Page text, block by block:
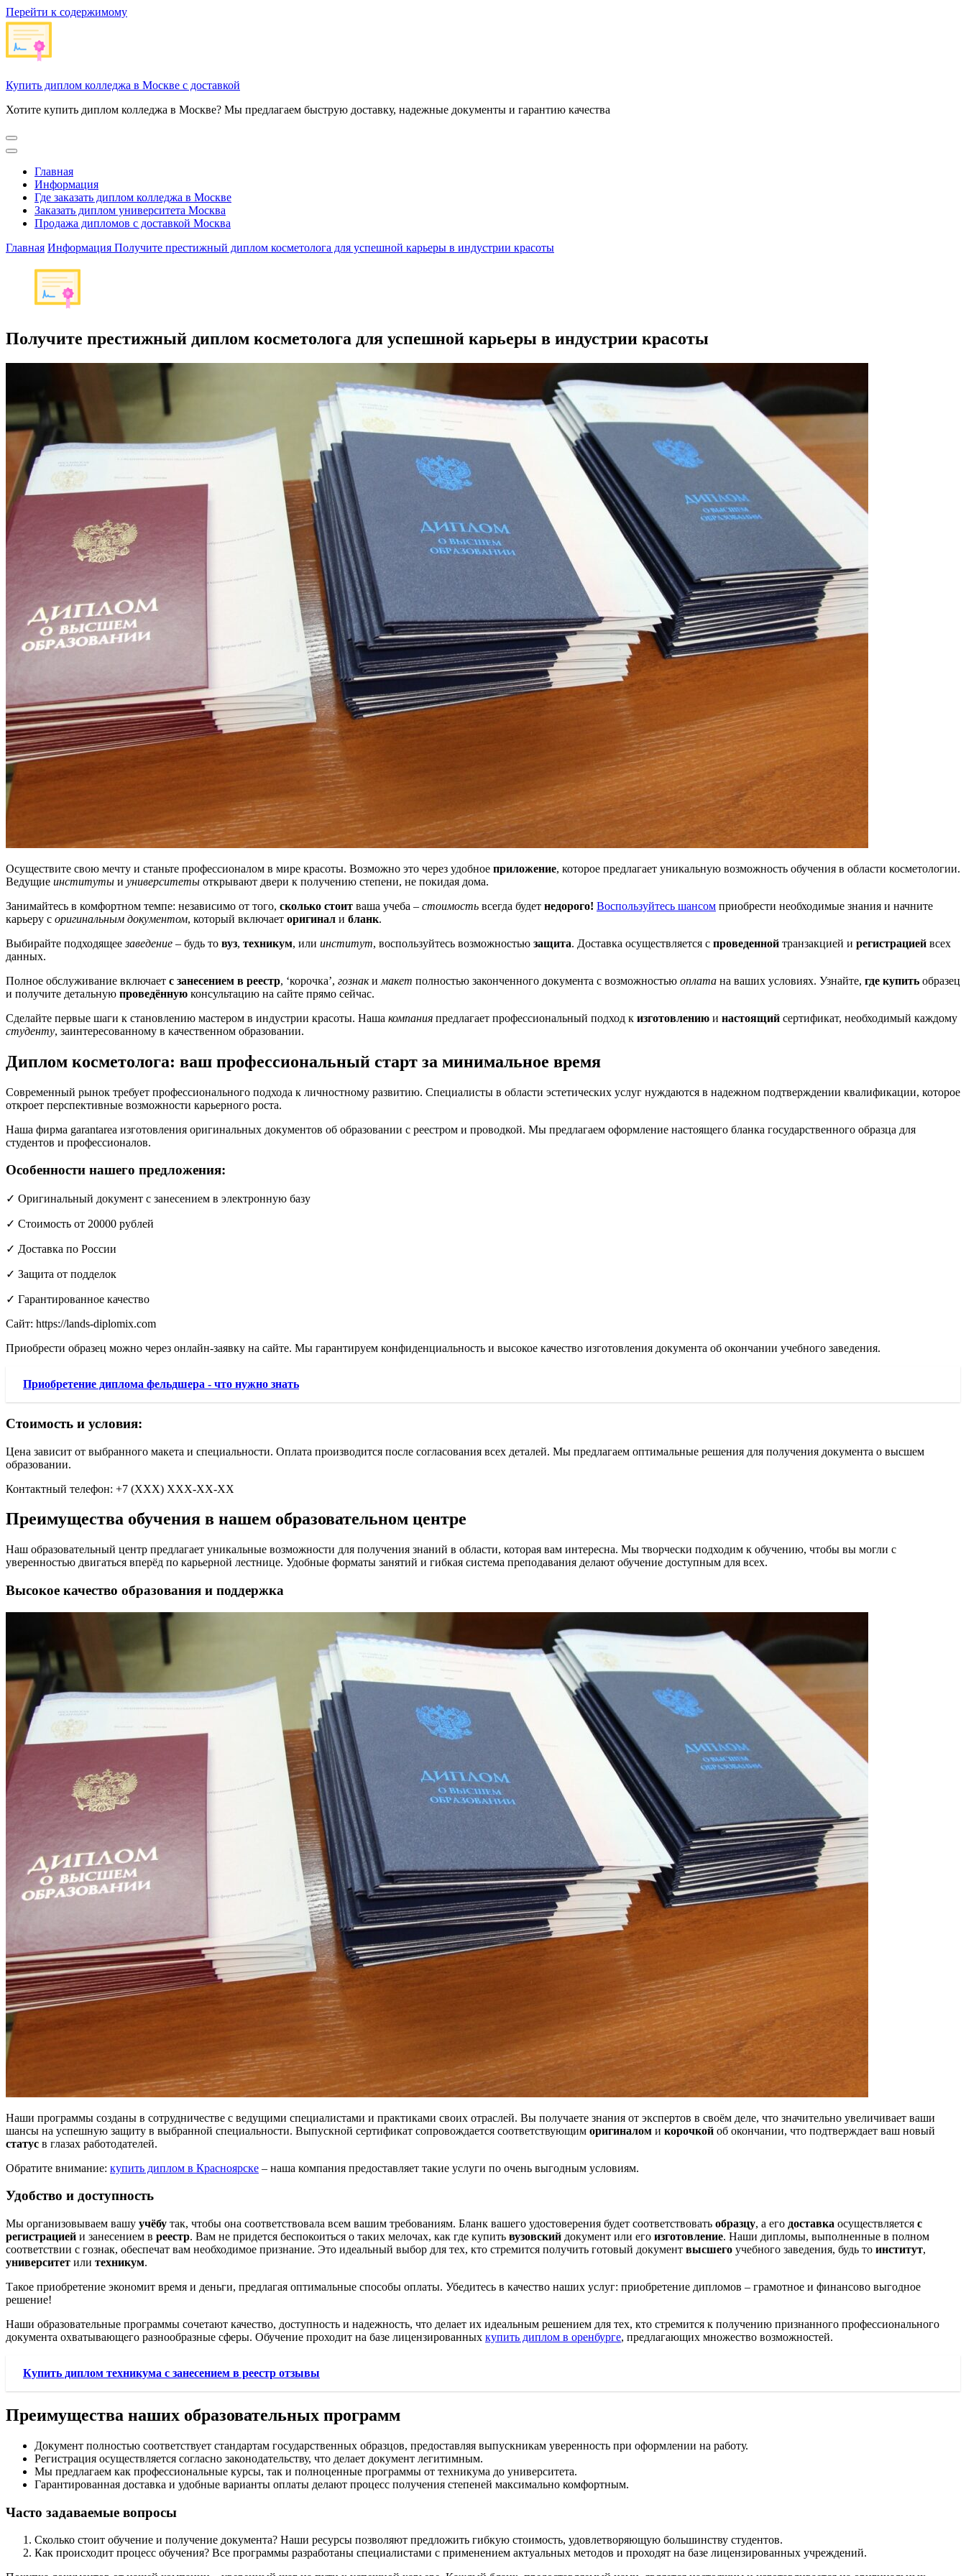
Перейти к содержимому
Купить диплом колледжа в Москве с доставкой
Хотите купить диплом колледжа в Москве? Мы предлагаем быструю доставку, надежные документы и гарантию качества
Главная
Информация
Где заказать диплом колледжа в Москве
Заказать диплом университета Москва
Продажа дипломов с доставкой Москва
Главная Информация Получите престижный диплом косметолога для успешной карьеры в индустрии красоты
Получите престижный диплом косметолога для успешной карьеры в индустрии красоты
Осуществите свою мечту и станьте профессионалом в мире красоты. Возможно это через удобное приложение, которое предлагает уникальную возможность обучения в области косметологии.
Ведущие институты и университеты открывают двери к получению степени, не покидая дома.
Занимайтесь в комфортном темпе: независимо от того, сколько стоит ваша учеба – стоимость всегда будет недорого! Воспользуйтесь шансом приобрести необходимые знания и начните
карьеру с оригинальным документом, который включает оригинал и бланк.
Выбирайте подходящеезаведение – будь то вуз, техникум, или институт, воспользуйтесь возможностью защита. Доставка осуществляется с проведенной транзакцией и регистрацией всех
данных.
Полное обслуживание включает с занесением в реестр, ‘корочка’, гознаки макет полностью законченного документа с возможностью оплата на ваших условиях. Узнайте, где купить образец
и получите детальную проведённую консультацию на сайте прямо сейчас.
Сделайте первые шаги к становлению мастером в индустрии красоты. Наша компания предлагает профессиональный подход к изготовлению и настоящий сертификат, необходимый каждому
студенту, заинтересованному в качественном образовании.
Диплом косметолога: ваш профессиональный старт за минимальное время
Современный рынок требует профессионального подхода к личностному развитию. Специалисты в области эстетических услуг нуждаются в надежном подтверждении квалификации, которое
откроет перспективные возможности карьерного роста.
Наша фирма garantarea изготовления оригинальных документов об образовании с реестром и проводкой. Мы предлагаем оформление настоящего бланка государственного образца для
студентов и профессионалов.
Особенности нашего предложения:
✓ Оригинальный документ с занесением в электронную базу
✓ Стоимость от 20000 рублей
✓ Доставка по России
✓ Защита от подделок
✓ Гарантированное качество
Сайт: https://lands-diplomix.com
Приобрести образец можно через онлайн-заявку на сайте. Мы гарантируем конфиденциальность и высокое качество изготовления документа об окончании учебного заведения.
Приобретение диплома фельдшера - что нужно знать
Стоимость и условия:
Цена зависит от выбранного макета и специальности. Оплата производится после согласования всех деталей. Мы предлагаем оптимальные решения для получения документа о высшем
образовании.
Контактный телефон: +7 (ХХХ) ХХХ-ХХ-ХХ
Преимущества обучения в нашем образовательном центре
Наш образовательный центр предлагает уникальные возможности для получения знаний в области, которая вам интересна. Мы творчески подходим к обучению, чтобы вы могли с
уверенностью двигаться вперёд по карьерной лестнице. Удобные форматы занятий и гибкая система преподавания делают обучение доступным для всех.
Высокое качество образования и поддержка
Наши программы созданы в сотрудничестве с ведущими специалистами и практиками своих отраслей. Вы получаете знания от экспертов в своём деле, что значительно увеличивает ваши
шансы на успешную защиту в выбранной специальности. Выпускной сертификат сопровождается соответствующим оригиналом и корочкой об окончании, что подтверждает ваш новый
статус в глазах работодателей.
Обратите внимание: купить диплом в Красноярске – наша компания предоставляет такие услуги по очень выгодным условиям.
Удобство и доступность
Мы организовываем вашу учёбу так, чтобы она соответствовала всем вашим требованиям. Бланк вашего удостоверения будет соответствовать образцу, а его доставка осуществляется с
регистрацией и занесением в реестр. Вам не придется беспокоиться о таких мелочах, как где купить вузовский документ или его изготовление. Наши дипломы, выполненные в полном
соответствии с гознак, обеспечат вам необходимое признание. Это идеальный выбор для тех, кто стремится получить готовый документ высшего учебного заведения, будь то институт,
университет или техникум.
Такое приобретение экономит время и деньги, предлагая оптимальные способы оплаты. Убедитесь в качество наших услуг: приобретение дипломов – грамотное и финансово выгодное
решение!
Наши образовательные программы сочетают качество, доступность и надежность, что делает их идеальным решением для тех, кто стремится к получению признанного профессионального
документа охватывающего разнообразные сферы. Обучение проходит на базе лицензированных купить диплом в оренбурге, предлагающих множество возможностей.
Купить диплом техникума с занесением в реестр отзывы
Преимущества наших образовательных программ
Документ полностью соответствует стандартам государственных образцов, предоставляя выпускникам уверенность при оформлении на работу.
Регистрация осуществляется согласно законодательству, что делает документ легитимным.
Мы предлагаем как профессиональные курсы, так и полноценные программы от техникума до университета.
Гарантированная доставка и удобные варианты оплаты делают процесс получения степеней максимально комфортным.
Часто задаваемые вопросы
Сколько стоит обучение и получение документа? Наши ресурсы позволяют предложить гибкую стоимость, удовлетворяющую большинству студентов.
Как происходит процесс обучения? Все программы разработаны специалистами с применением актуальных методов и проходят на базе лицензированных учреждений.